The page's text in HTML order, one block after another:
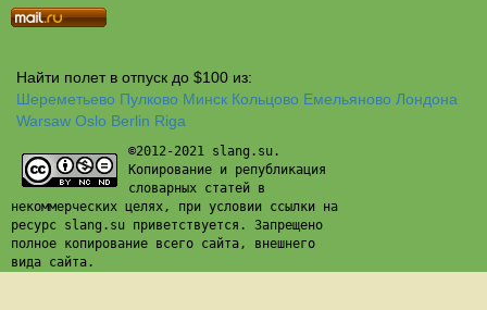
Найти полет в отпуск до $100 из:
Шереметьево Пулково Минск Кольцово Емельяново Лондона
Warsaw Oslo Berlin Riga
©2012-2021 slang.su.
Копирование и републикация
словарных статей в
некоммерческих целях, при условии ссылки на
ресурс slang.su приветствуется. Запрещено
полное копирование всего сайта, внешнего
вида сайта.